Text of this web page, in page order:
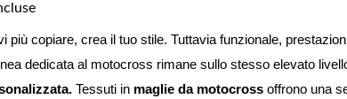
più copiare, crea il tuo stile. Tuttavia funzionale,
dedicata al motocross rimane sullo stesso elevato
Tessuti in maglie da motocross offrono una